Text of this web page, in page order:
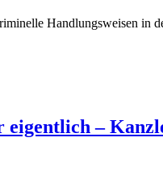
Handlungsweisen in
eigentlich –